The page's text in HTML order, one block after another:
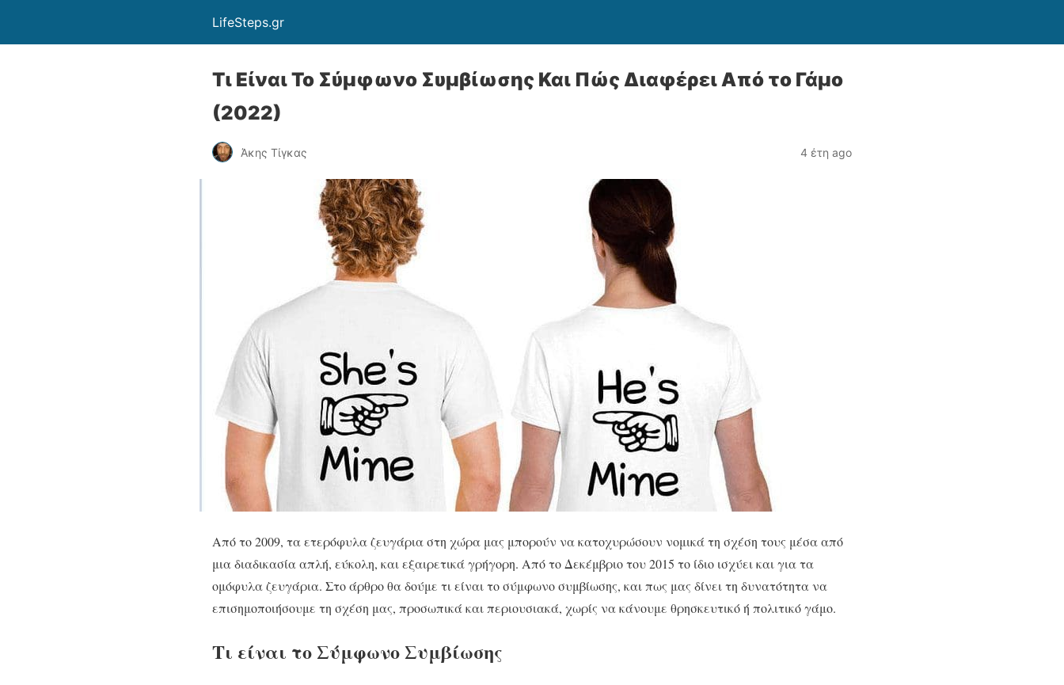
LifeSteps.gr
Τι Είναι Το Σύμφωνο Συμβίωσης Και Πώς Διαφέρει Από το Γάμο
(2022)
Άκης Τίγκας 4 έτη ago
Από το 2009, τα ετερόφυλα ζευγάρια στη χώρα μας μπορούν να κατοχυρώσουν νομικά τη σχέση τους μέσα από
μια διαδικασία απλή, εύκολη, και εξαιρετικά γρήγορη. Από το Δεκέμβριο του 2015 το ίδιο ισχύει και για τα
ομόφυλα ζευγάρια. Στο άρθρο θα δούμε τι είναι το σύμφωνο συμβίωσης, και πως μας δίνει τη δυνατότητα να
επισημοποιήσουμε τη σχέση μας, προσωπικά και περιουσιακά, χωρίς να κάνουμε θρησκευτικό ή πολιτικό γάμο.
Τι είναι το Σύμφωνο Συμβίωσης